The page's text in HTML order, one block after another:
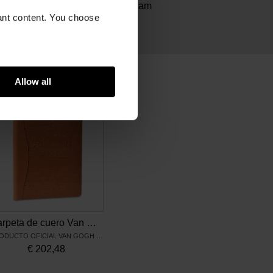
content. You choose
Allow all
x Van Gogh Museum Amsterdam
Carpeta de cuero Van Gogh, cartas de Vincent
€ 202,48